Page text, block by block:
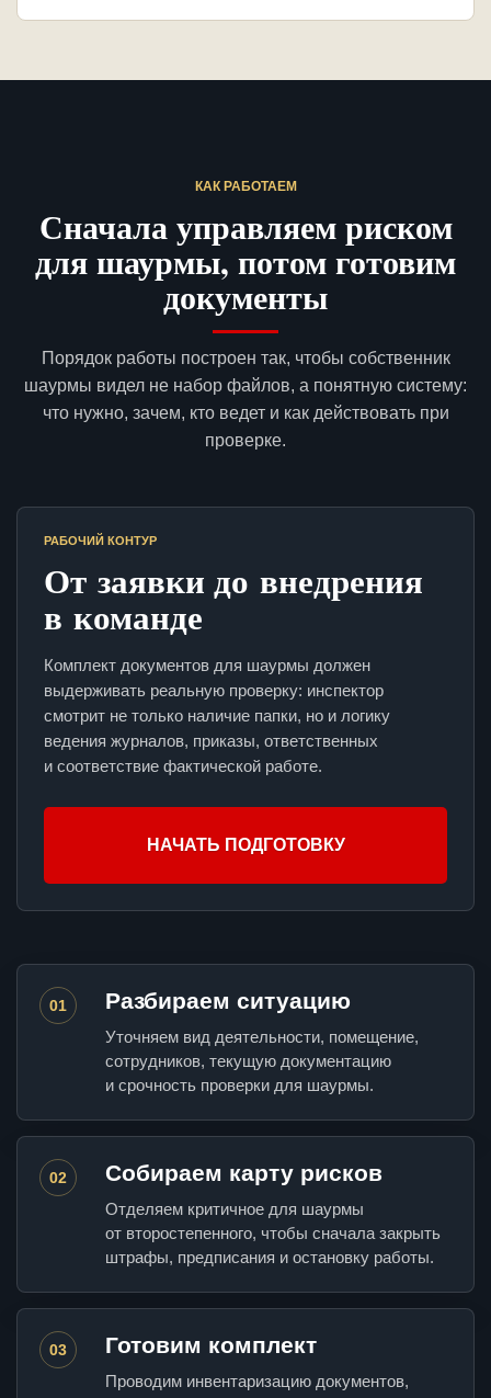
КАК РАБОТАЕМ
Сначала управляем риском
для шаурмы, потом готовим
документы
Порядок работы построен так, чтобы собственник
шаурмы видел не набор файлов, а понятную систему:
что нужно, зачем, кто ведет и как действовать при
проверке.
РАБОЧИЙ КОНТУР
От заявки до внедрения
в команде
Комплект документов для шаурмы должен
выдерживать реальную проверку: инспектор
смотрит не только наличие папки, но и логику
ведения журналов, приказы, ответственных
и соответствие фактической работе.
НАЧАТЬ ПОДГОТОВКУ
01 Разбираем ситуацию
Уточняем вид деятельности, помещение,
сотрудников, текущую документацию
и срочность проверки для шаурмы.
02 Собираем карту рисков
Отделяем критичное для шаурмы
от второстепенного, чтобы сначала закрыть
штрафы, предписания и остановку работы.
03 Готовим комплект
Проводим инвентаризацию документов,